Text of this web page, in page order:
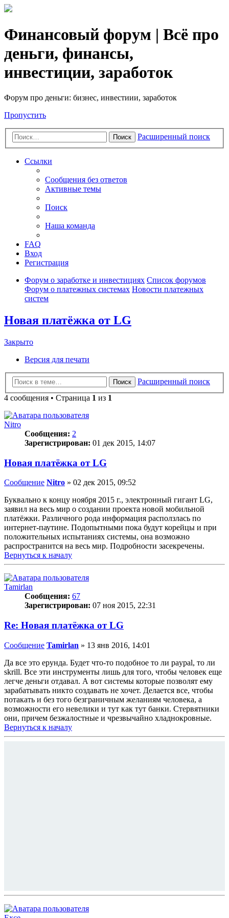
Финансовый форум | Всё про
деньги, финансы,
инвестиции, заработок
Форум про деньги: бизнес, инвестиии, заработок
Пропустить
Поиск Расширенный поиск
Ссылки
Сообщения без ответов
Активные темы
Поиск
Наша команда
FAQ
Вход
Регистрация
Форум о заработке и инвестициях Список форумов
Форум о платежных системах Новости платежных
систем
Новая платёжка от LG
Закрыто
Версия для печати
Поиск
Расширенный поиск
4 сообщения • Страница 1 из 1
Nitro
Сообщения: 2
Зарегистрирован: 01 дек 2015, 14:07
Новая платёжка от LG
Сообщение Nitro » 02 дек 2015, 09:52
Буквально к концу ноября 2015 г., электронный гигант LG,
заявил на весь мир о создании проекта новой мобильной
платёжки. Различного рода информация расползлась по
интернет-паутине. Подопытными пока будут корейцы и при
положительных испытаниях системы, она возможно
распространится на весь мир. Подробности засекречены.
Вернуться к началу
Tamirlan
Сообщения: 67
Зарегистрирован: 07 ноя 2015, 22:31
Re: Новая платёжка от LG
Сообщение Tamirlan » 13 янв 2016, 14:01
Да все это ерунда. Будет что-то подобное то ли paypal, то ли
skrill. Все эти инструменты лишь для того, чтобы человек еще
легче деньги отдавал. А вот системы которые позволят ему
зарабатывать никто создавать не хочет. Делается все, чтобы
потакать и без того безграничным желаниям человека, а
возможности его невелики и тут как тут банки. Стервятники
они, причем безжалостные и чрезвычайно хладнокровные.
Вернуться к началу